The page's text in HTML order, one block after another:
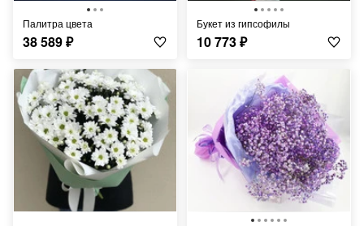
Палитра цвета
38 589₽
Букет из гипсофилы
10 773₽